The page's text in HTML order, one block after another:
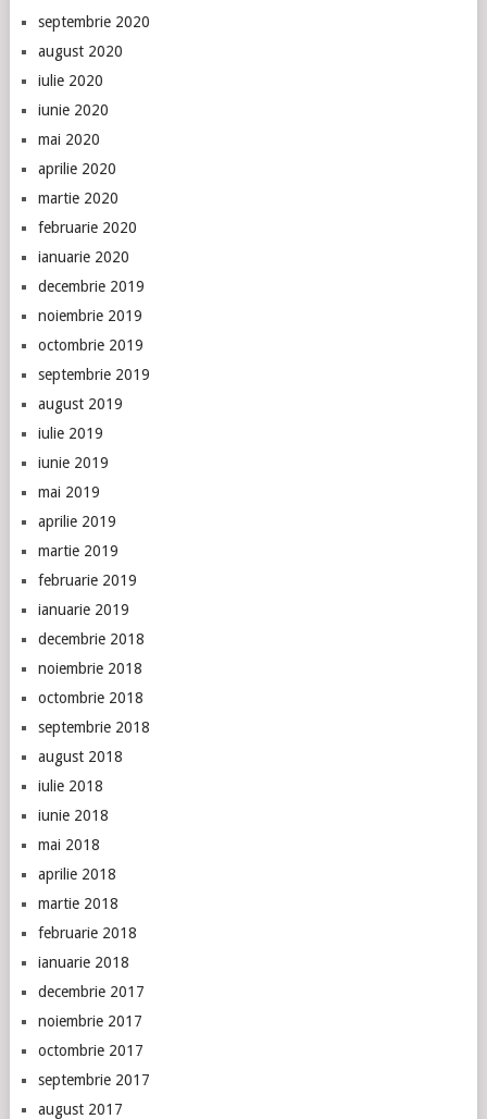
septembrie 2020
august 2020
iulie 2020
iunie 2020
mai 2020
aprilie 2020
martie 2020
februarie 2020
ianuarie 2020
decembrie 2019
noiembrie 2019
octombrie 2019
septembrie 2019
august 2019
iulie 2019
iunie 2019
mai 2019
aprilie 2019
martie 2019
februarie 2019
ianuarie 2019
decembrie 2018
noiembrie 2018
octombrie 2018
septembrie 2018
august 2018
iulie 2018
iunie 2018
mai 2018
aprilie 2018
martie 2018
februarie 2018
ianuarie 2018
decembrie 2017
noiembrie 2017
octombrie 2017
septembrie 2017
august 2017